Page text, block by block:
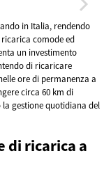
in Italia, rendendo
comode ed
un investimento
di ricaricare
ore di permanenza a
circa 60 km di
gestione quotidiana del
di ricarica a